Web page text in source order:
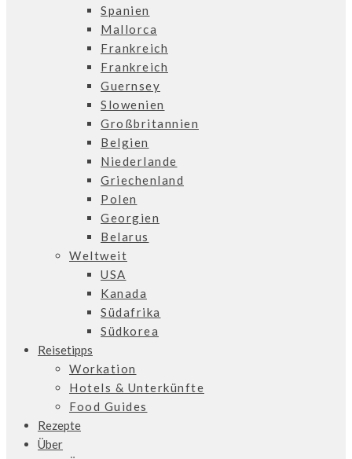
Spanien
Mallorca
Frankreich
Frankreich
Guernsey
Slowenien
Großbritannien
Belgien
Niederlande
Griechenland
Polen
Georgien
Belarus
Weltweit
USA
Kanada
Südafrika
Südkorea
Reisetipps
Workation
Hotels & Unterkünfte
Food Guides
Rezepte
Über